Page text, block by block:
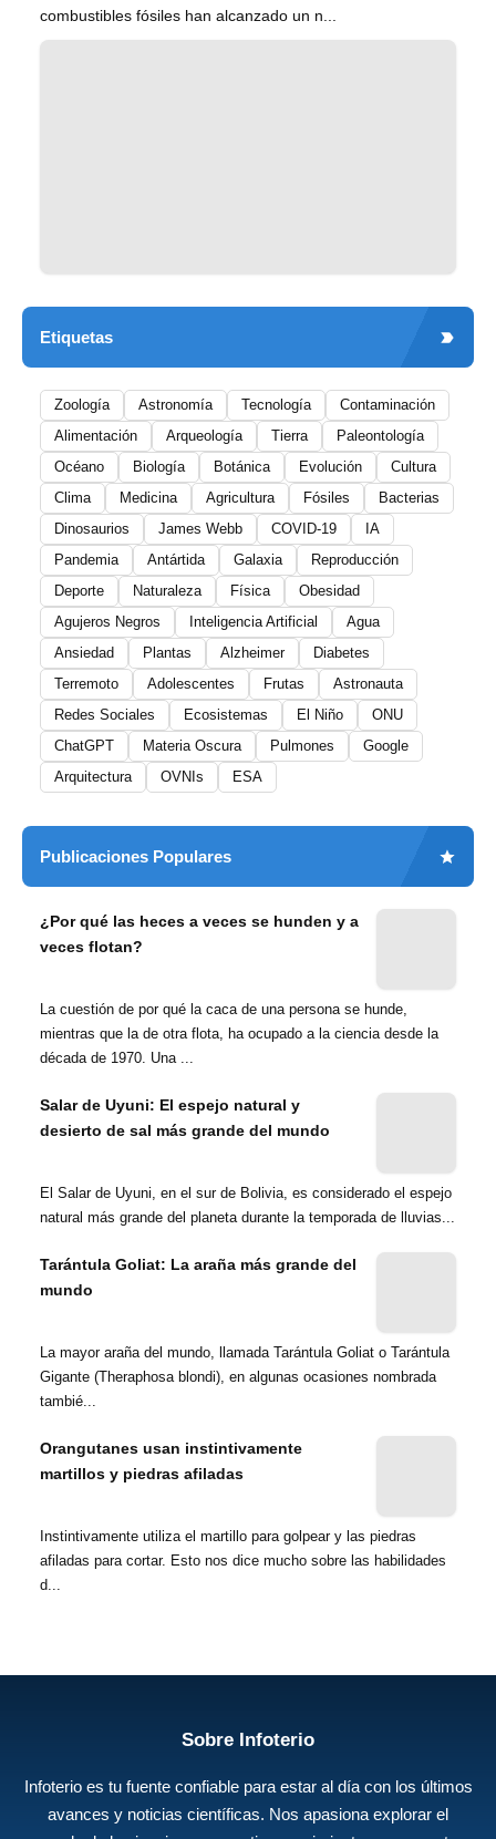
combustibles fósiles han alcanzado un n...
Etiquetas
Zoología Astronomía Tecnología
Contaminación
Alimentación
Arqueología Tierra
Paleontología
Océano
Biología Botánica Evolución
Cultura
Clima
Medicina Agricultura Fósiles
Bacterias
Dinosaurios
James Webb COVID-19
IA
Pandemia
Antártida Galaxia
Reproducción
Deporte
Naturaleza Física
Obesidad
Agujeros Negros
Inteligencia Artificial
Agua
Ansiedad
Plantas Alzheimer
Diabetes
Terremoto
Adolescentes Frutas
Astronauta
Redes Sociales
Ecosistemas El Niño
ONU
ChatGPT
Materia Oscura Pulmones
Google
Arquitectura
OVNIs ESA
Publicaciones Populares
¿Por qué las heces a veces se hunden y a
veces flotan?
La cuestión de por qué la caca de una persona se hunde,
mientras que la de otra flota, ha ocupado a la ciencia desde la
década de 1970. Una ...
Salar de Uyuni: El espejo natural y
desierto de sal más grande del mundo
El Salar de Uyuni, en el sur de Bolivia, es considerado el espejo
natural más grande del planeta durante la temporada de lluvias...
Tarántula Goliat: La araña más grande del
mundo
La mayor araña del mundo, llamada Tarántula Goliat o Tarántula
Gigante (Theraphosa blondi), en algunas ocasiones nombrada
tambié...
Orangutanes usan instintivamente
martillos y piedras afiladas
Instintivamente utiliza el martillo para golpear y las piedras
afiladas para cortar. Esto nos dice mucho sobre las habilidades
d...
Sobre Infoterio
Infoterio es tu fuente confiable para estar al día con los últimos
avances y noticias científicas. Nos apasiona explorar el